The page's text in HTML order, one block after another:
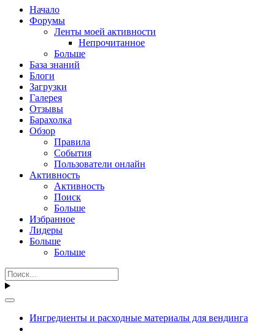
Начало
Форумы
Ленты моей активности
Непрочитанное
Больше
База знаний
Блоги
Загрузки
Галерея
Отзывы
Барахолка
Обзор
Правила
События
Пользователи онлайн
Активность
Активность
Поиск
Больше
Избранное
Лидеры
Больше
Больше
Ингредиенты и расходные материалы для вендинга